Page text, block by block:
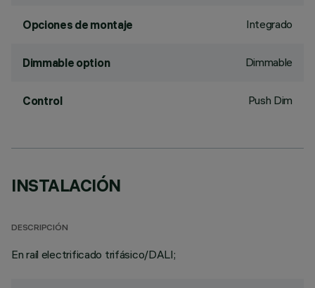
Opciones de montaje Integrado
Dimmable option Dimmable
Control Push Dim
INSTALACIÓN
DESCRIPCIÓN
En raíl electrificado trifásico/DALI;